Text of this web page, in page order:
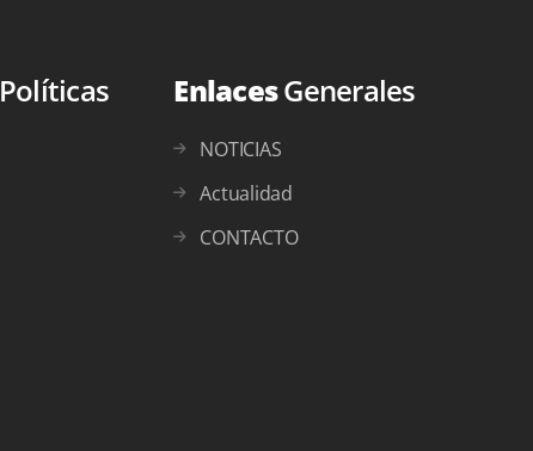
Políticas EnlacesGenerales
NOTICIAS
Actualidad
CONTACTO